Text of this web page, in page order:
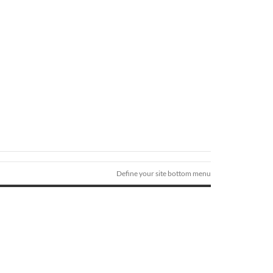
Define your site bottom menu